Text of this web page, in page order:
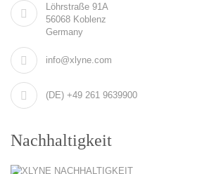
Löhrstraße 91A
56068 Koblenz
Germany
info@xlyne.com
(DE) +49 261 9639900
Nachhaltigkeit